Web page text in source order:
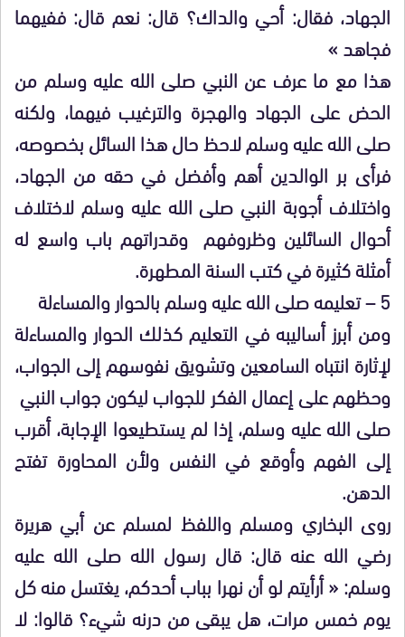
الجهاد، فقال: أحي والداك؟ قال: نعم قال: ففيهما
فجاهد »
هذا مع ما عرف عن النبي صلى الله عليه وسلم من
الحض على الجهاد والهجرة والترغيب فيهما، ولكنه
صلى الله عليه وسلم لاحظ حال هذا السائل بخصوصه،
فرأى بر الوالدين أهم وأفضل في حقه من الجهاد،
واختلاف أجوبة النبي صلى الله عليه وسلم لاختلاف
أحوال السائلين وظروفهم وقدراتهم باب واسع له
أمثلة كثيرة في كتب السنة المطهرة.
5 – تعليمه صلى الله عليه وسلم بالحوار والمساءلة
ومن أبرز أساليبه في التعليم كذلك الحوار والمساءلة
لإثارة انتباه السامعين وتشويق نفوسهم إلى الجواب،
وحظهم على إعمال الفكر للجواب ليكون جواب النبي
صلى الله عليه وسلم، إذا لم يستطيعوا الإجابة، أقرب
إلى الفهم وأوقع في النفس ولأن المحاورة تفتح
الدهن.
روى البخاري ومسلم واللفظ لمسلم عن أبي هريرة
رضي الله عنه قال: قال رسول الله صلى الله عليه
وسلم: « أرأيتم لو أن نهرا بباب أحدكم، يغتسل منه كل
يوم خمس مرات، هل يبقى من درنه شيء؟ قالوا: لا